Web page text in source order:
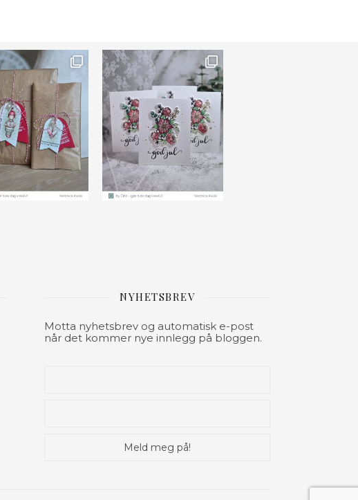
NYHETSBREV
Motta nyhetsbrev og automatisk e-post
når det kommer nye innlegg på bloggen.